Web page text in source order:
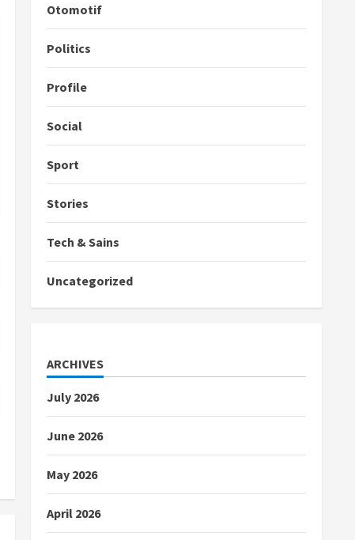
Otomotif
Politics
Profile
Social
Sport
Stories
Tech & Sains
Uncategorized
ARCHIVES
July 2026
June 2026
May 2026
April 2026